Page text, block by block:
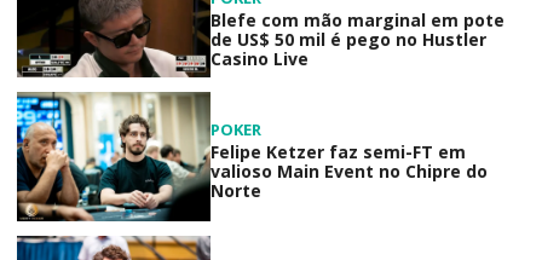
Blefe com mão marginal em pote
de US$ 50 mil é pego no Hustler
Casino Live
POKER
Felipe Ketzer faz semi-FT em
valioso Main Event no Chipre do
Norte